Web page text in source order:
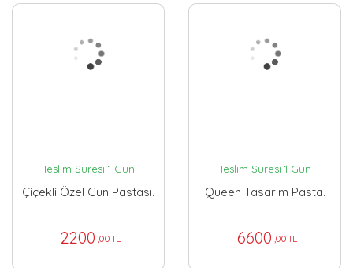
Teslim Süresi 1 Gün
Çiçekli Özel Gün Pastası.
2200 ,00 TL
Teslim Süresi 1 Gün
Queen Tasarım Pasta.
6600 ,00 TL